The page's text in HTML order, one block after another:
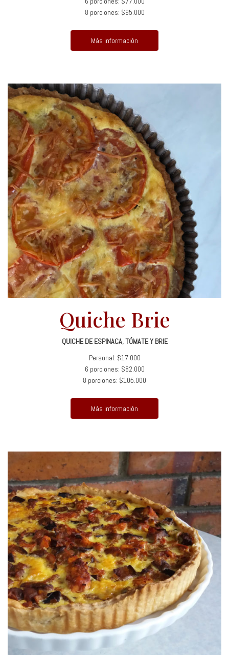
8 porciones: $95.000
Más información
Quiche Brie
QUICHE DE ESPINACA, TÓMATE Y BRIE
Personal: $17.000
6 porciones: $82.000
8 porciones: $105.000
Más información